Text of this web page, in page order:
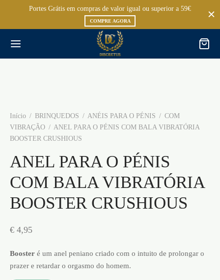
Portes Grátis em compras de valor igual ou superior a 59€
COMPRE AGORA
Início / BRINQUEDOS / ANÉIS PARA O PÉNIS / COM
VIBRAÇÃO / ANEL PARA O PÉNIS COM BALA VIBRATÓRIA
BOOSTER CRUSHIOUS
ANEL PARA O PÉNIS
COM BALA VIBRATÓRIA
BOOSTER CRUSHIOUS
€ 4,95
Booster é um anel peniano criado com o intuito de prolongar o
prazer e retardar o orgasmo do homem.